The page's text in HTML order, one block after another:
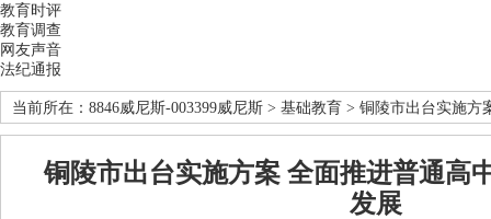
教育时评
教育调查
网友声音
法纪通报
当前所在： 8846威尼斯-003399威尼斯 > 基础教育 > 铜陵市出台实施方
铜陵市出台实施方案 全面推进普通高
发展